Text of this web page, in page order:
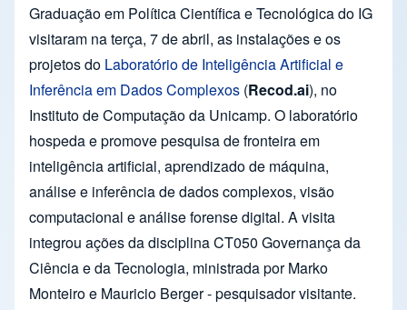
Graduação em Política Científica e Tecnológica do IG
visitaram na terça, 7 de abril, as instalações e os
projetos do Laboratório de Inteligência Artificial e
Inferência em Dados Complexos (Recod.ai), no
Instituto de Computação da Unicamp. O laboratório
hospeda e promove pesquisa de fronteira em
inteligência artificial, aprendizado de máquina,
análise e inferência de dados complexos, visão
computacional e análise forense digital. A visita
integrou ações da disciplina CT050 Governança da
Ciência e da Tecnologia, ministrada por Marko
Monteiro e Mauricio Berger - pesquisador visitante.